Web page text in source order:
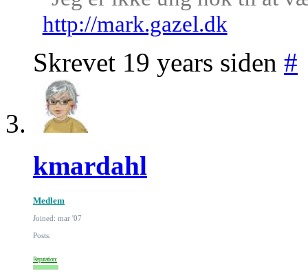
http://mark.gazel.dk
Skrevet 19 years siden #
kmardahl
Medlem
Joined: mar '07
Posts:
Reputation: